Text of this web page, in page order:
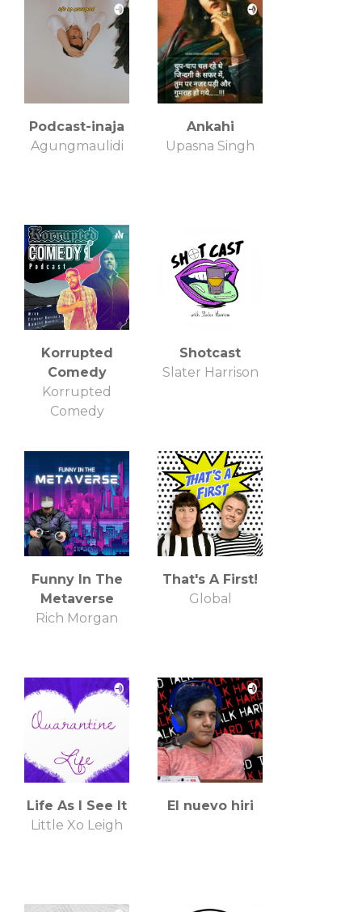
Podcast-inaja
Agungmaulidi
Ankahi
Upasna Singh
Korrupted
Comedy
Korrupted
Comedy
Shotcast
Slater Harrison
Funny In The
Metaverse
Rich Morgan
That's A First!
Global
Life As I See It
Little Xo Leigh
El nuevo hiri